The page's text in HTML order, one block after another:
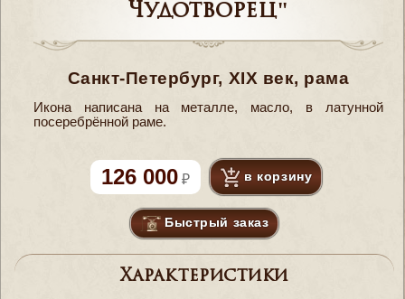
Чудотворец"
Санкт-Петербург, XIX век, рама
Икона написана на металле, масло, в латунной
посеребрённой раме.
126 000 в корзину
Быстрый заказ
Характеристики